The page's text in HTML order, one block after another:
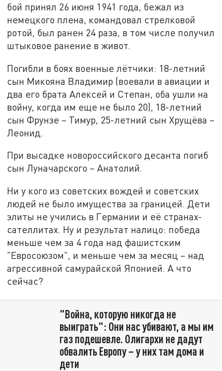
бой принял 26 июня 1941 года, бежал из
немецкого плена, командовал стрелковой
ротой, был ранен 24 раза, в том числе получил
штыковое ранение в живот.
Погибли в боях военные лётчики: 18-летний
сын Микояна Владимир (воевали в авиации и
два его брата Алексей и Степан, оба ушли на
войну, когда им еще не было 20), 18-летний
сын Фрунзе – Тимур, 25-летний сын Хрущёва –
Леонид.
При высадке новороссийского десанта погиб
сын Луначарского – Анатолий.
Ни у кого из советских вождей и советских
людей не было имущества за границей. Дети
элиты не учились в Германии и её странах-
сателлитах. Ну и результат налицо: победа
меньше чем за 4 года над фашистским
"Евросоюзом", и меньше чем за месяц – над
агрессивной самурайской Японией. А что
сейчас?
"Война, которую никогда не
выиграть": Они нас убивают, а мы им
газ подешевле. Олигархи не дадут
обвалить Европу – у них там дома и
дети